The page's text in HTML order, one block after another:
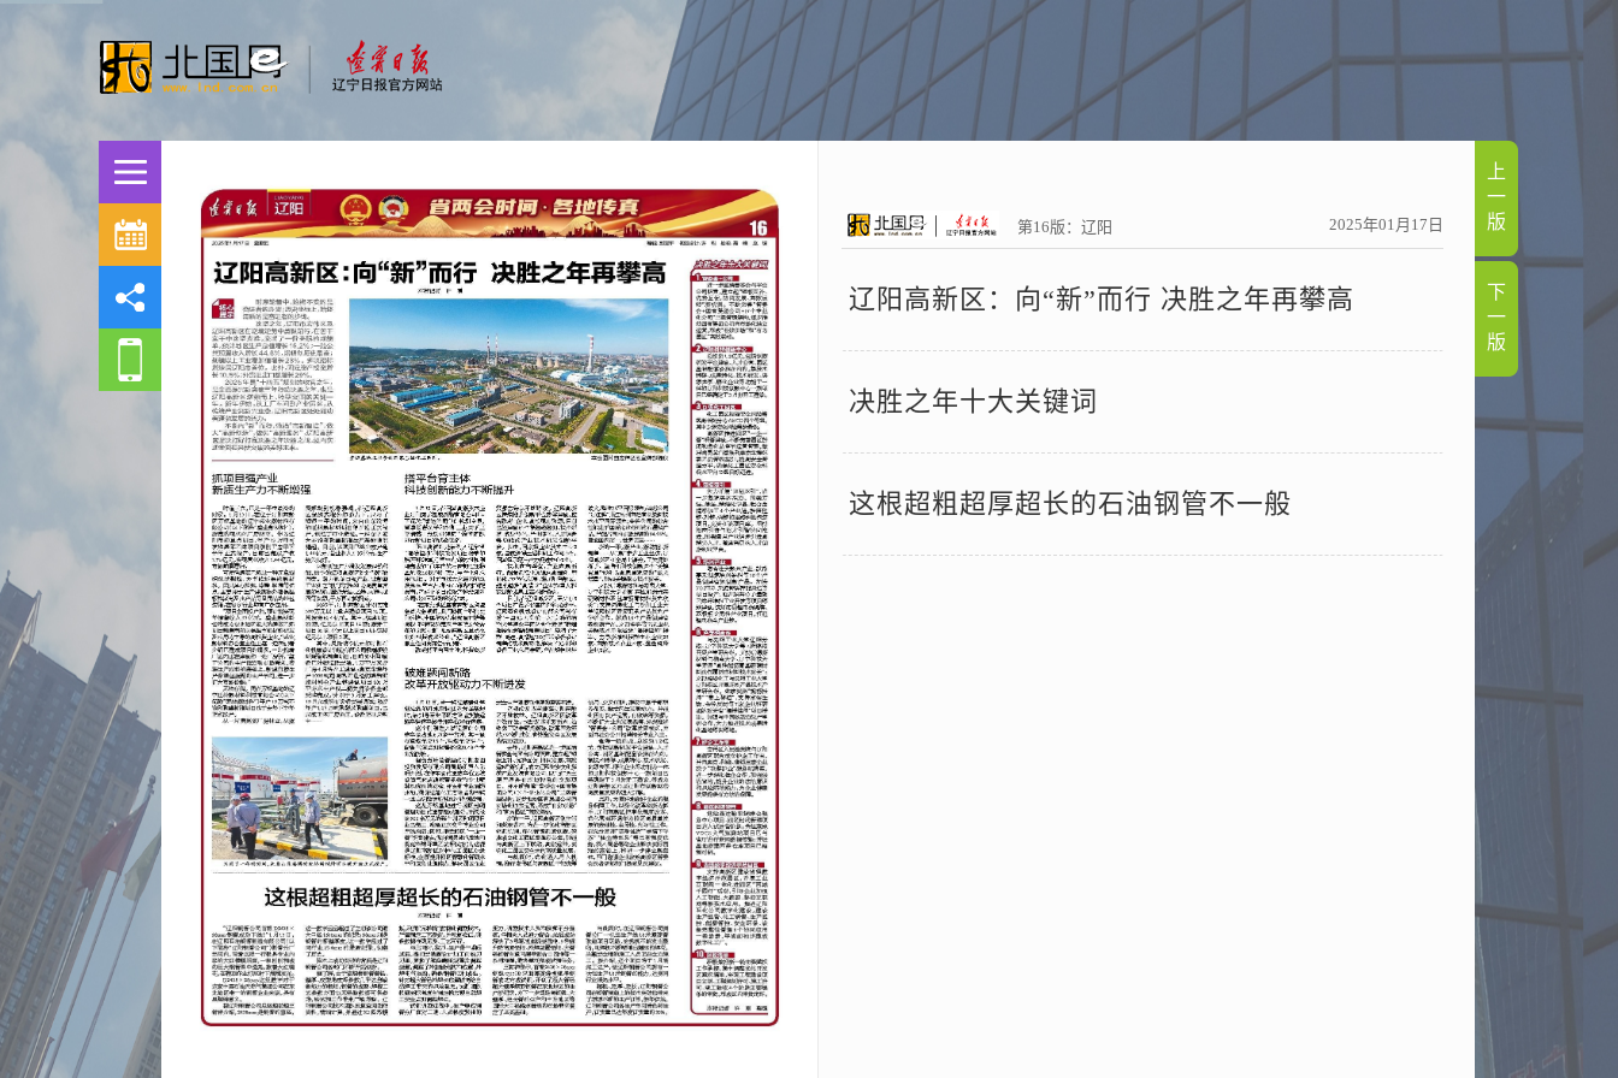
2025年01月17日
第16版：辽阳
辽阳高新区：向“新”而行 决胜之年再攀高
决胜之年十大关键词
这根超粗超厚超长的石油钢管不一般
上
一
版
下
一
版